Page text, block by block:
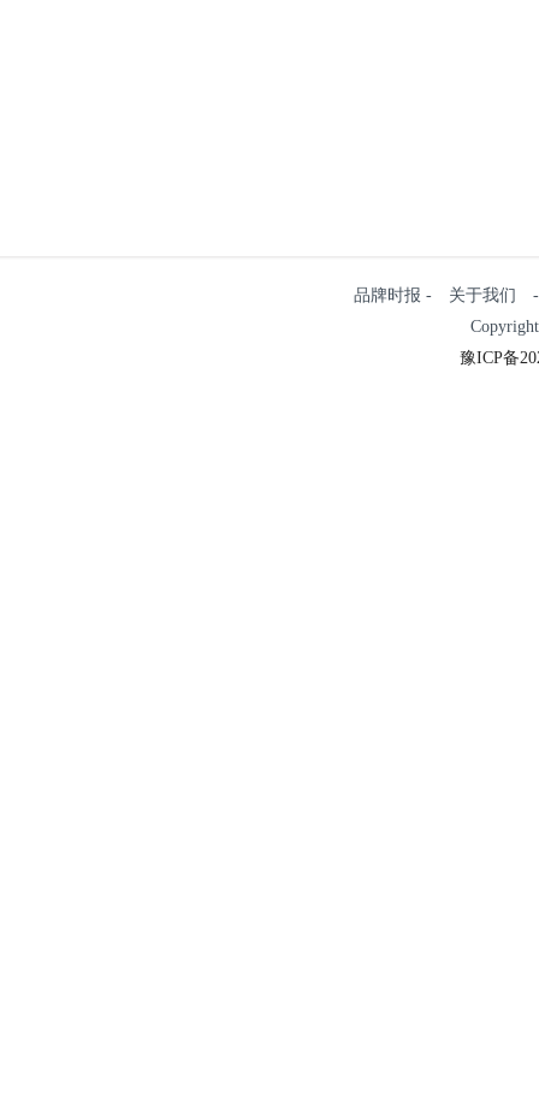
品牌时报 - 关于我们
豫ICP备